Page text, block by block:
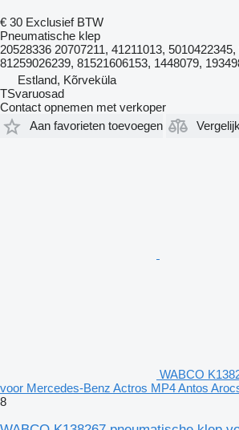
€ 30 Exclusief BTW
Pneumatische klep
20528336 20707211, 41211013,
81259026239, 81521606153, 1448079,
Estland, Kõrveküla
TSvaruosad
Contact opnemen met verkoper
Aan favorieten toevoegen
WABCO
voor Mercedes-Benz Actros MP4 Antos
8